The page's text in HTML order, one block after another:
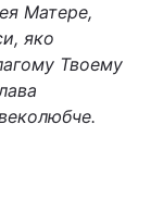
Матере,
яко
Твоему